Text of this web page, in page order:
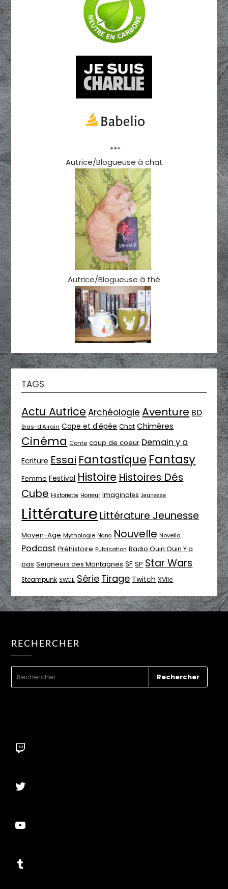
***
Autrice/Blogueuse à chat
Autrice/Blogueuse à thé
TAGS
Actu Autrice Archéologie Aventure BD
Bras-d'Airain Cape et d'épée Chat Chimères
Cinéma Conte coup de coeur Demain y a
Ecriture Essai Fantastique Fantasy
Femme Festival Histoire Histoires Dés
Cube Historiette Horreur Imaginales Jeunesse
Littérature Littérature Jeunesse
Moyen-Age Mythologie Nano Nouvelle Novella
Podcast Préhistoire Publication Radio Ouin Ouin Y a
pas Seigneurs des Montagnes SF SP Star Wars
Steampunk SWCE Série Tirage Twitch XVIIe
RECHERCHER
Twitch
Twitter
YouTube
Tumblr